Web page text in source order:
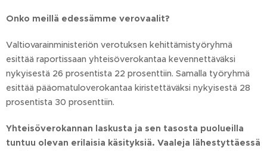
Onko meillä edessämme verovaalit?
Valtiovarainministeriön verotuksen kehittämistyöryhmä
esittää raportissaan yhteisöverokantaa kevennettäväksi
nykyisestä 26 prosentista 22 prosenttiin. Samalla työryhmä
esittää pääomatuloverokantaa kiristettäväksi nykyisestä 28
prosentista 30 prosenttiin.
Yhteisöverokannan laskusta ja sen tasosta puolueilla
tuntuu olevan erilaisia käsityksiä. Vaaleja lähestyttäessä